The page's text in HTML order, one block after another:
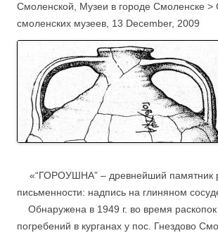
Смоленской, Музеи в городе Смоленске >
смоленских музеев, 13 December, 2009
«“ГОРОУШНА” – древнейший памятник
письменности: надпись на глиняном
Обнаружена в 1949 г. во время раскопок
погребений в курганах у пос. Гнездово